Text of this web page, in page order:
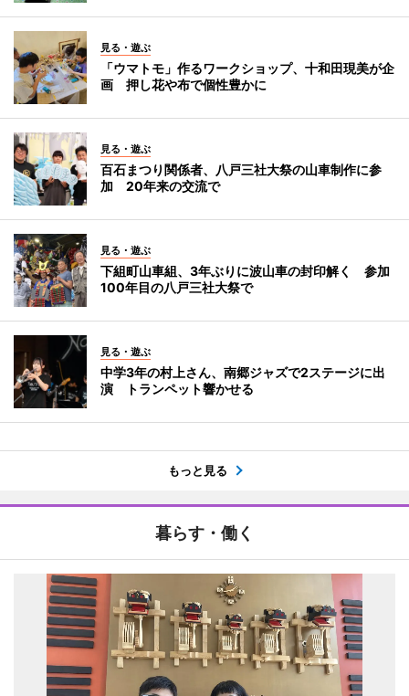
見る・遊ぶ
「ウマトモ」作るワークショップ、十和田現美が企
画 押し花や布で個性豊かに
見る・遊ぶ
百石まつり関係者、八戸三社大祭の山車制作に参
加 20年来の交流で
見る・遊ぶ
下組町山車組、3年ぶりに波山車の封印解く 参加
100年目の八戸三社大祭で
見る・遊ぶ
中学3年の村上さん、南郷ジャズで2ステージに出
演 トランペット響かせる
もっと見る
暮らす・働く